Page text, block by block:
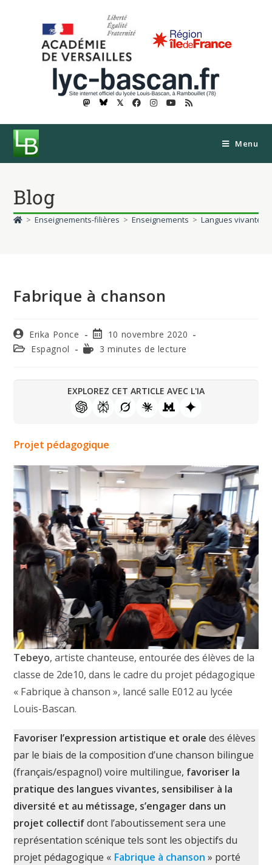
𝕏
Menu
Blog
> Enseignements-filières > Enseignements > Langues vivantes
Fabrique à chanson
Erika Ponce
10 novembre 2020
Espagnol
3 minutes de lecture
EXPLOREZ CET ARTICLE AVEC L'IA
Projet pédagogique
Tebeyo, artiste chanteuse, entourée des élèves de la
classe de 2de10, dans le cadre du projet pédagogique
« Fabrique à chanson », lancé salle E012 au lycée
Louis-Bascan.
Favoriser l’expression artistique et orale des élèves
par le biais de la composition d’une chanson bilingue
(français/espagnol) voire multilingue, favoriser la
pratique des langues vivantes, sensibiliser à la
diversité et au métissage, s’engager dans un
projet collectifdont l’aboutissement sera une
représentation scénique tels sont les objectifs du
projet pédagogique « Fabrique à chanson » porté